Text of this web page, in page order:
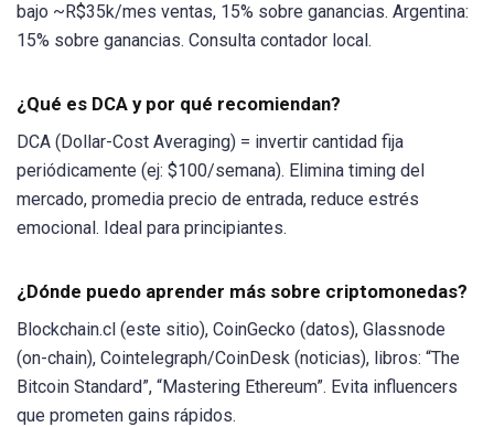
bajo ~R$35k/mes ventas, 15% sobre ganancias. Argentina:
15% sobre ganancias. Consulta contador local.
¿Qué es DCA y por qué recomiendan?
DCA (Dollar-Cost Averaging) = invertir cantidad fija
periódicamente (ej: $100/semana). Elimina timing del
mercado, promedia precio de entrada, reduce estrés
emocional. Ideal para principiantes.
¿Dónde puedo aprender más sobre criptomonedas?
Blockchain.cl (este sitio), CoinGecko (datos), Glassnode
(on-chain), Cointelegraph/CoinDesk (noticias), libros: “The
Bitcoin Standard”, “Mastering Ethereum”. Evita influencers
que prometen gains rápidos.